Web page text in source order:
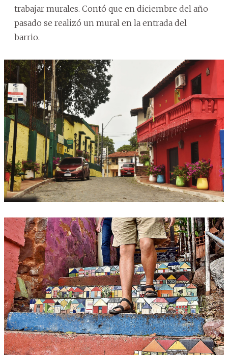
trabajar murales. Contó que en diciembre del año
pasado se realizó un mural en la entrada del
barrio.